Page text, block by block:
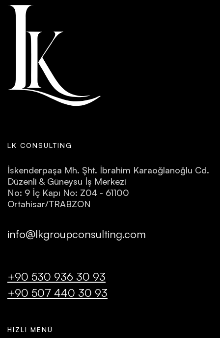
LK CONSULTING
İskenderpaşa Mh. Şht. İbrahim Karaoğlanoğlu Cd.
Düzenli & Güneysu İş Merkezi
No: 9 İç Kapı No: Z04 - 61100
Ortahisar/TRABZON
info@lkgroupconsulting.com
+90 530 936 30 93
+90 507 440 30 93
HIZLI MENÜ